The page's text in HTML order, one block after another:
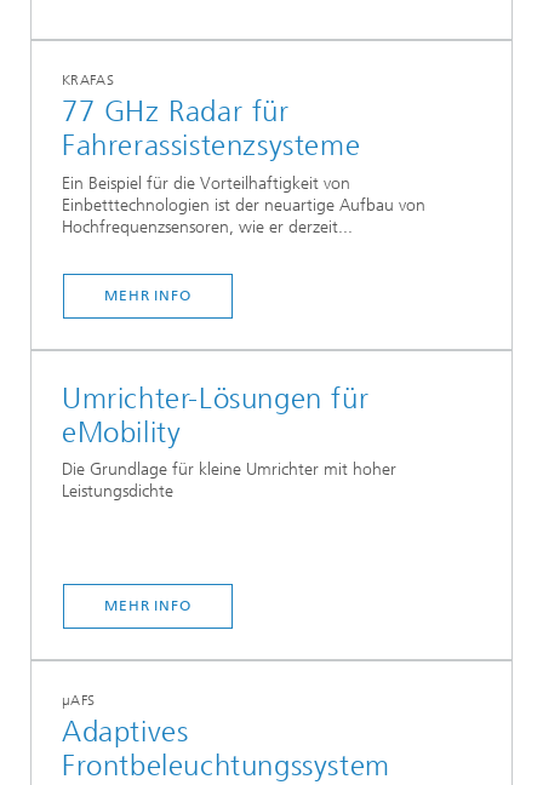
KRAFAS
77 GHz Radar für
Fahrerassistenzsysteme
Ein Beispiel für die Vorteilhaftigkeit von
Einbetttechnologien ist der neuartige Aufbau von
Hochfrequenzsensoren, wie er derzeit...
MEHR INFO
Umrichter-Lösungen für
eMobility
Die Grundlage für kleine Umrichter mit hoher
Leistungsdichte
MEHR INFO
µAFS
Adaptives
Frontbeleuchtungssystem